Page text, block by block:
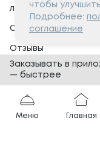
лояльности
Сертификаты
Отзывы
Банкеты
Вопросы и ответы
Меню Главная
чтобы
Подробнее:
соглашение
Заказывать в
— быстрее